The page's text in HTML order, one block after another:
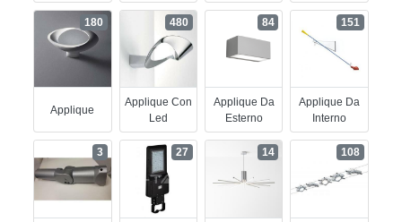
Applique
180
Applique Con
Led
480
Applique Da
Esterno
84
Applique Da
Interno
151
3 27 14 108